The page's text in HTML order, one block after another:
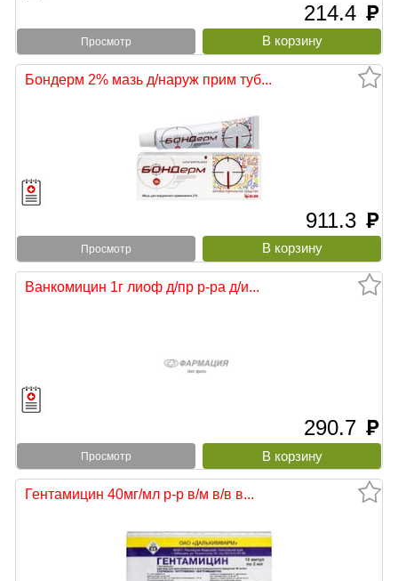
214.4 руб
Просмотр
Бондерм 2% мазь д/наруж прим туб...
911.3 руб
Просмотр
Ванкомицин 1г лиоф д/пр р-ра д/и...
290.7 руб
Просмотр
Гентамицин 40мг/мл р-р в/м в/в в...